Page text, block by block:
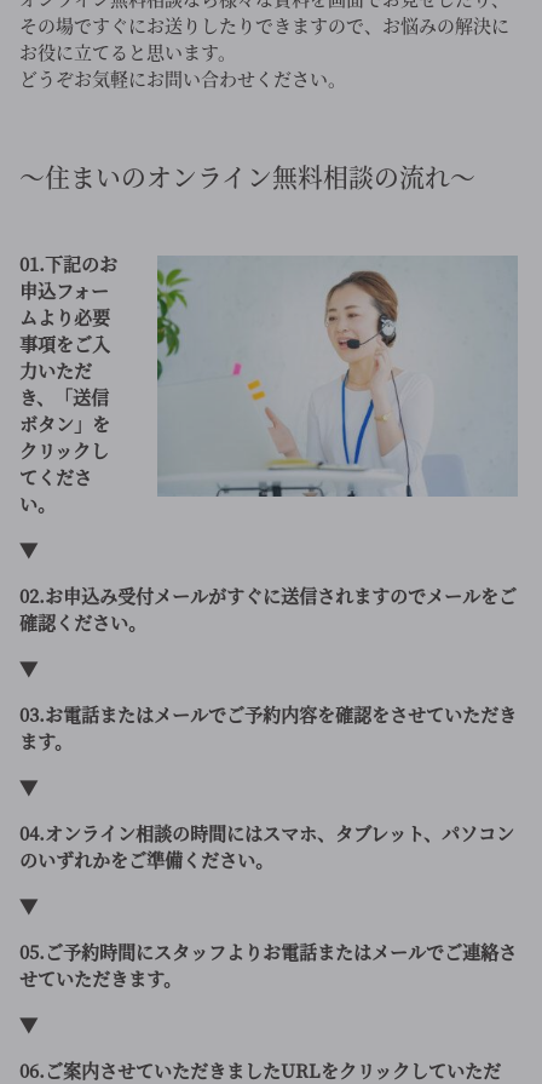
その場ですぐにお送りしたりできますので、お悩みの解決に
お役に立てると思います。
どうぞお気軽にお問い合わせください。
～住まいのオンライン無料相談の流れ～
01.下記のお
申込フォー
ムより必要
事項をご入
力いただ
き、「送信
ボタン」を
クリックし
てくださ
い。
▼
02.お申込み受付メールがすぐに送信されますのでメールをご
確認ください。
▼
03.お電話またはメールでご予約内容を確認をさせていただき
ます。
▼
04.オンライン相談の時間にはスマホ、タブレット、パソコン
のいずれかをご準備ください。
▼
05.ご予約時間にスタッフよりお電話またはメールでご連絡さ
せていただきます。
▼
06.ご案内させていただきましたURLをクリックしていただ